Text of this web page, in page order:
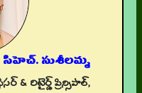
సుశీలమ్మ
& రిటైర్డ్ ప్రిన్సిపాల్,